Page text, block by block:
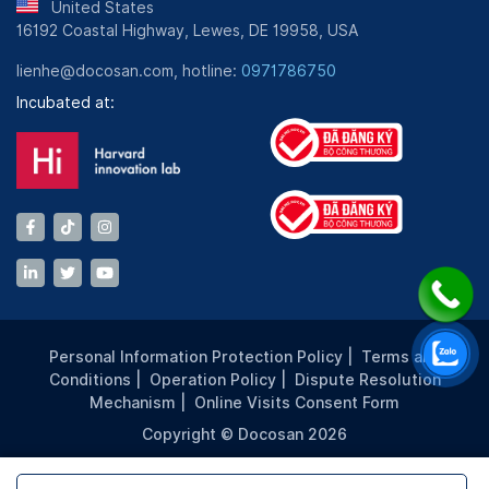
View more
HIV
290,000 VND
PCR Covid 19 Test (Single sample)
3,600,000 VND
View more
United States
16192 Coastal Highway, Lewes, DE 19958, USA
lienhe@docosan.com, hotline: 0971786750
Incubated at:
Personal Information Protection Policy
Terms and
Conditions
Operation Policy
Dispute Resolution
Mechanism
Online Visits Consent Form
Copyright © Docosan 2026